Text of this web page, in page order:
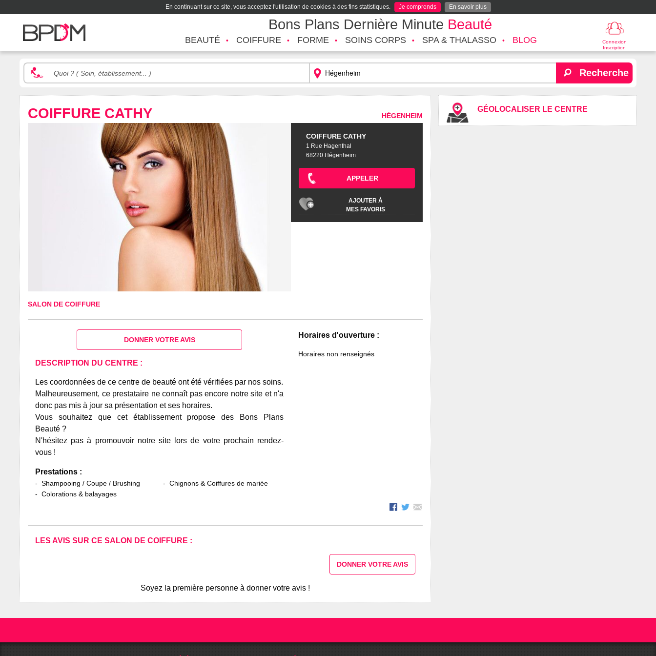
En continuant sur ce site, vous acceptez l'utilisation de cookies à des fins statistiques. Je comprends En savoir plus
Bons Plans Dernière Minute Beauté
Connexion
Inscription
BEAUTÉ COIFFURE FORME SOINS CORPS SPA & THALASSO BLOG
Recherche
GÉOLOCALISER LE CENTRE
COIFFURE CATHY HÉGENHEIM
COIFFURE CATHY
1 Rue Hagenthal
68220 Hégenheim
APPELER
AJOUTER À
MES FAVORIS
SALON DE COIFFURE
Horaires d'ouverture :
Horaires non renseignés
DONNER VOTRE AVIS
DESCRIPTION DU CENTRE :
Les coordonnées de ce centre de beauté ont été vérifiées par nos soins.
Malheureusement, ce prestataire ne connaît pas encore notre site et n'a
donc pas mis à jour sa présentation et ses horaires.
Vous souhaitez que cet établissement propose des Bons Plans
Beauté ?
N'hésitez pas à promouvoir notre site lors de votre prochain rendez-
vous !
Prestations :
Shampooing / Coupe / Brushing
Colorations & balayages
Chignons & Coiffures de mariée
LES AVIS SUR CE SALON DE COIFFURE :
DONNER VOTRE AVIS
Soyez la première personne à donner votre avis !